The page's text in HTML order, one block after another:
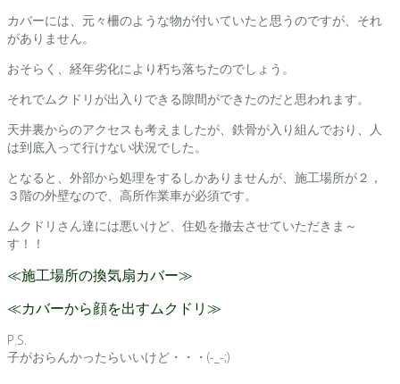
カバーには、元々柵のような物が付いていたと思うのですが、それ
がありません。
おそらく、経年劣化により朽ち落ちたのでしょう。
それでムクドリが出入りできる隙間ができたのだと思われます。
天井裏からのアクセスも考えましたが、鉄骨が入り組んでおり、人
は到底入って行けない状況でした。
となると、外部から処理をするしかありませんが、施工場所が２，
３階の外壁なので、高所作業車が必須です。
ムクドリさん達には悪いけど、住処を撤去させていただきま～
す！！
≪施工場所の換気扇カバー≫
≪カバーから顔を出すムクドリ≫
P.S.
子がおらんかったらいいけど・・・(-_-;)